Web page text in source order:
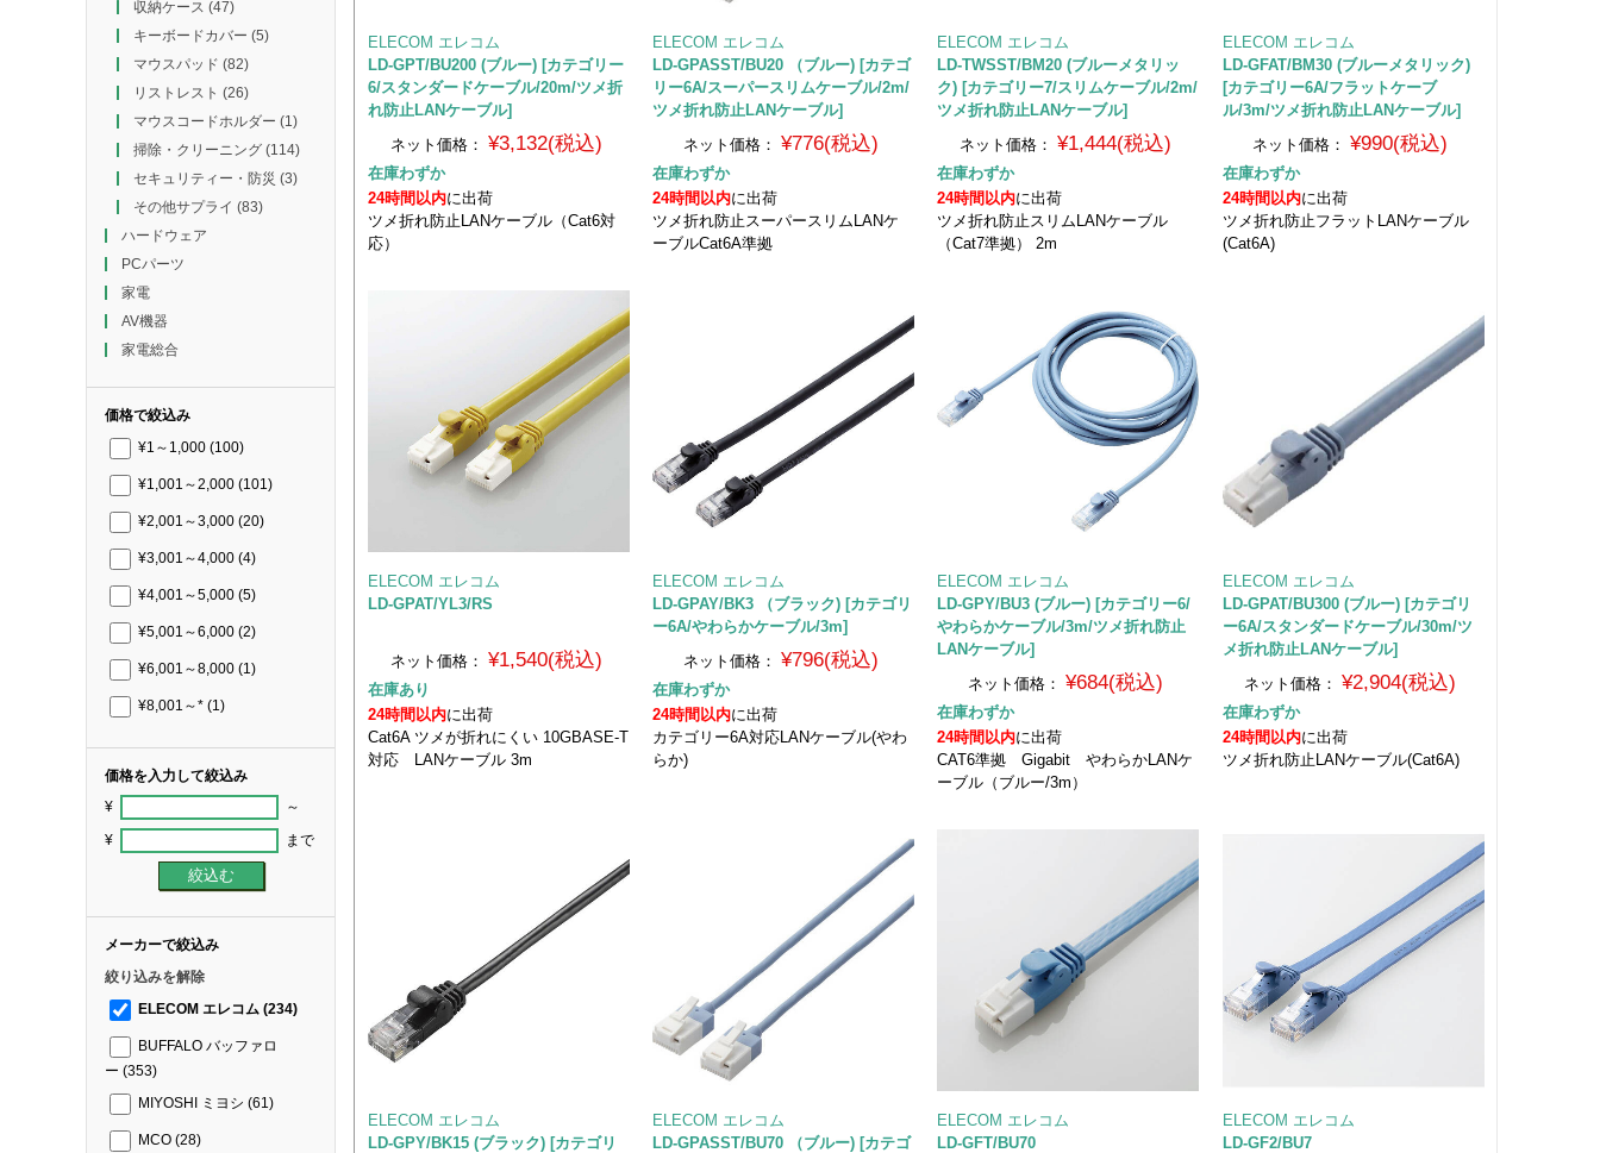
収納ケース (47)
キーボードカバー (5)
マウスパッド (82)
リストレスト (26)
マウスコードホルダー (1)
掃除・クリーニング(114)
セキュリティー・防災 (3)
その他サプライ (83)
ハードウェア
PCパーツ
家電
AV機器
家電総合
価格で絞込み
¥1～1,000 (100)
¥1,001～2,000 (101)
¥2,001～3,000 (20)
¥3,001～4,000 (4)
¥4,001～5,000 (5)
¥5,001～6,000 (2)
¥6,001～8,000 (1)
¥8,001～* (1)
価格を入力して絞込み
¥ ～
¥ まで
メーカーで絞込み
絞り込みを解除
ELECOM エレコム (234)
BUFFALO バッファロ
ー (353)
MIYOSHI ミヨシ (61)
MCO (28)
ELECOM エレコム
LD-GPT/BU200 (ブルー) [カテゴリー
6/スタンダードケーブル/20m/ツメ折
れ防止LANケーブル]
ネット価格： ¥3,132(税込)
在庫わずか
24時間以内に出荷
ツメ折れ防止LANケーブル（Cat6対
応）
ELECOM エレコム
LD-GPASST/BU20 （ブルー) [カテゴ
リー6A/スーパースリムケーブル/2m/
ツメ折れ防止LANケーブル]
ネット価格： ¥776(税込)
在庫わずか
24時間以内に出荷
ツメ折れ防止スーパースリムLANケ
ーブルCat6A準拠
ELECOM エレコム
LD-TWSST/BM20 (ブルーメタリッ
ク) [カテゴリー7/スリムケーブル/2m/
ツメ折れ防止LANケーブル]
ネット価格：
¥1,444(税込)
在庫わずか
24時間以内に出荷
ツメ折れ防止スリムLANケーブル
（Cat7準拠） 2m
ELECOM エレコム
LD-GFAT/BM30 (ブルーメタリック)
[カテゴリー6A/フラットケーブ
ル/3m/ツメ折れ防止LANケーブル]
ネット価格：
¥990(税込)
在庫わずか
24時間以内に出荷
ツメ折れ防止フラットLANケーブル
(Cat6A)
ELECOM エレコム
LD-GPAT/YL3/RS
ネット価格： ¥1,540(税込)
在庫あり
24時間以内に出荷
Cat6A ツメが折れにくい 10GBASE-T
対応 LANケーブル 3m
ELECOM エレコム
LD-GPAY/BK3 （ブラック) [カテゴリ
ー6A/やわらかケーブル/3m]
ネット価格： ¥796(税込)
在庫わずか
24時間以内に出荷
カテゴリー6A対応LANケーブル(やわ
らか)
ELECOM エレコム
LD-GPY/BU3 (ブルー) [カテゴリー6/
やわらかケーブル/3m/ツメ折れ防止
LANケーブル]
ネット価格：
¥684(税込)
在庫わずか
24時間以内に出荷
CAT6準拠 Gigabit やわらかLANケ
ーブル（ブルー/3m）
ELECOM エレコム
LD-GPAT/BU300 (ブルー) [カテゴリ
ー6A/スタンダードケーブル/30m/ツ
メ折れ防止LANケーブル]
ネット価格：
¥2,904(税込)
在庫わずか
24時間以内に出荷
ツメ折れ防止LANケーブル(Cat6A)
ELECOM エレコム
LD-GPY/BK15 (ブラック) [カテゴリ
ELECOM エレコム
LD-GPASST/BU70 （ブルー) [カテゴ
ELECOM エレコム
LD-GFT/BU70
ELECOM エレコム
LD-GF2/BU7